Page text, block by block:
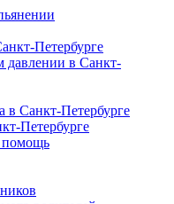
Петербурге
в Санкт-
в Санкт-Петербурге
Петербурге
помощь